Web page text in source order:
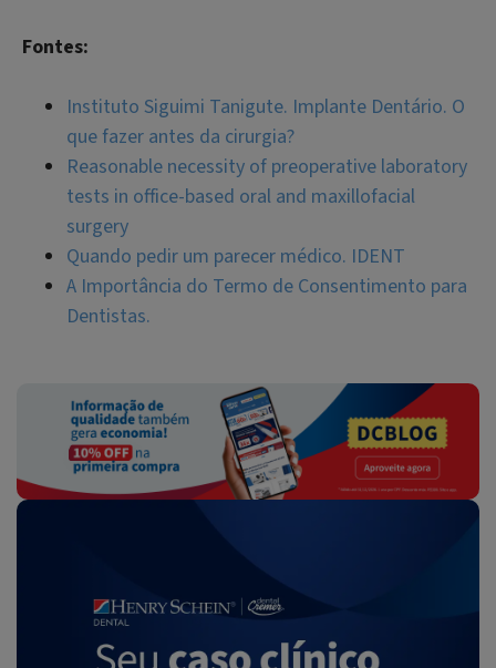
Fontes:
Instituto Siguimi Tanigute. Implante Dentário. O
que fazer antes da cirurgia?
Reasonable necessity of preoperative laboratory
tests in office-based oral and maxillofacial
surgery
Quando pedir um parecer médico. IDENT
A Importância do Termo de Consentimento para
Dentistas.